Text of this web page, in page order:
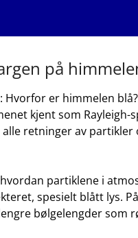
på
er ⁢himmelen
kjent‌ som Rayleigh-
retninger av partikler
partiklene ⁤i
spesielt blått lys.
bølgelengder som